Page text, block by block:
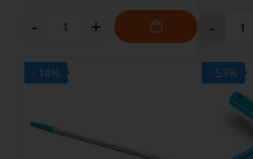
- + -
- 14% - 53%